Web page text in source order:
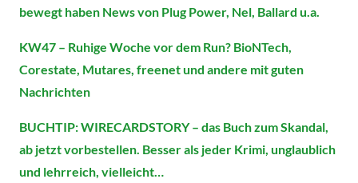
bewegt haben News von Plug Power, Nel, Ballard u.a.
KW47 – Ruhige Woche vor dem Run? BioNTech,
Corestate, Mutares, freenet und andere mit guten
Nachrichten
BUCHTIP: WIRECARDSTORY – das Buch zum Skandal,
ab jetzt vorbestellen. Besser als jeder Krimi, unglaublich
und lehrreich, vielleicht…